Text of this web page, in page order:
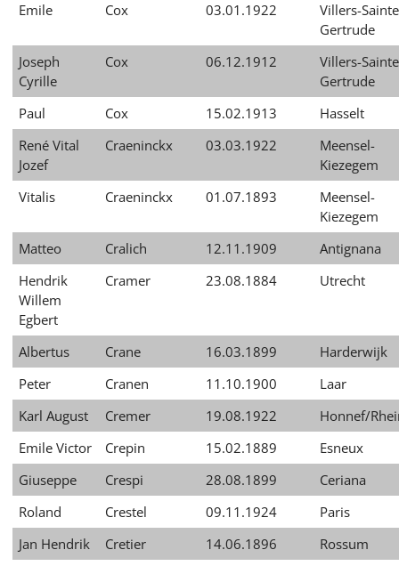
Emile
Cox 03.01.1922
Villers-
Gertrude
Joseph
Cyrille
Cox 06.12.1912
Villers-
Gertrude
Paul
Cox 15.02.1913
Hasselt
René Vital
Jozef
Craeninckx 03.03.1922
Meensel-
Kiezegem
Vitalis
Craeninckx 01.07.1893
Meensel-
Kiezegem
Matteo
Cralich 12.11.1909
Antignana
Hendrik
Willem
Egbert
Cramer 23.08.1884 Utrecht
Albertus Crane 16.03.1899
Harderwijk
Peter
Cranen 11.10.1900
Laar
Karl August
Cremer 19.08.1922
Honnef/
Emile Victor
Crepin 15.02.1889
Esneux
Giuseppe
Crespi 28.08.1899
Ceriana
Roland
Crestel 09.11.1924
Paris
Jan Hendrik
Cretier 14.06.1896
Rossum